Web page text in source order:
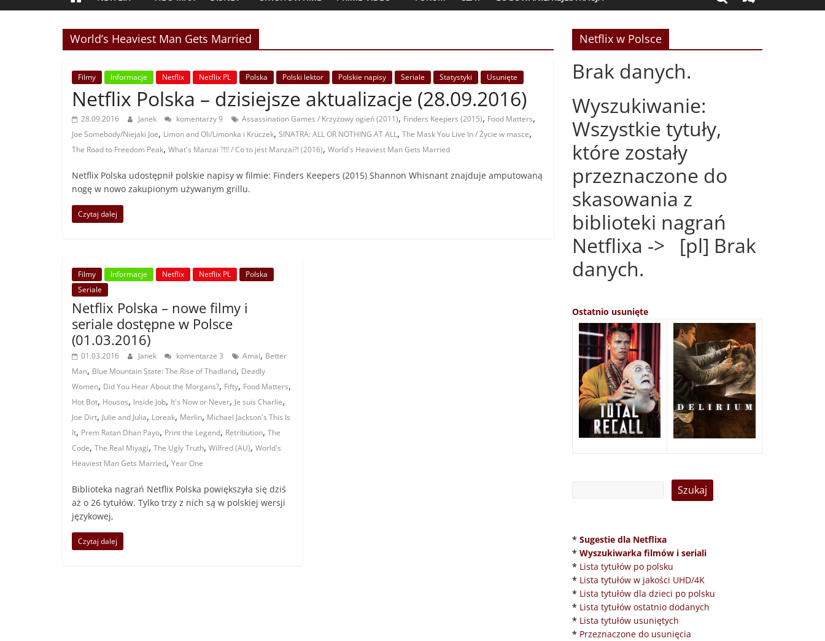
World’s Heaviest Man Gets Married
Filmy Informacje Netflix Netflix PL Polska Polski lektor Polskie napisy Seriale Statystyki Usunięte
Netflix Polska – dzisiejsze aktualizacje (28.09.2016)
28.09.2016 Janek komentarzy 9 Assassination Games / Krzyżowy ogień (2011), Finders Keepers (2015), Food Matters,
Joe Somebody/Niejaki Joe, Limon and Oli/Limonka i Kruczek, SINATRA: ALL OR NOTHING AT ALL, The Mask You Live In / Życie w masce,
The Road to Freedom Peak, What's Manzai ?!!! / Co to jest Manzai?! (2016), World's Heaviest Man Gets Married
Netflix Polska udostępnił polskie napisy w filmie: Finders Keepers (2015) Shannon Whisnant znajduje amputowaną
nogę w nowo zakupionym używanym grillu.
Czytaj dalej
Filmy Informacje Netflix Netflix PL
Polska
Seriale
Netflix Polska – nowe filmy i
seriale dostępne w Polsce
(01.03.2016)
01.03.2016 Janek komentarze 3 Amal, Better
Man, Blue Mountain State: The Rise of Thadland, Deadly
Women, Did You Hear About the Morgans?, Fifty, Food Matters,
Hot Bot, Housos, Inside Job, It's Now or Never, Je suis Charlie,
Joe Dirt, Julie and Julia, Loreak, Merlin, Michael Jackson's This Is
It, Prem Ratan Dhan Payo, Print the Legend, Retribution, The
Code, The Real Miyagi, The Ugly Truth, Wilfred (AU), World's
Heaviest Man Gets Married, Year One
Biblioteka nagrań Netflix Polska powiększyła się dziś
aż o 26 tytułów. Tylko trzy z nich są w polskiej wersji
językowej,
Czytaj dalej
Netflix w Polsce
Brak danych.
Wyszukiwanie:
Wszystkie tytuły,
które zostały
przeznaczone do
skasowania z
biblioteki nagrań
Netflixa -> [pl] Brak
danych.
Ostatnio usunięte
* Sugestie dla Netflixa
* Wyszukiwarka filmów i seriali
* Lista tytułów po polsku
* Lista tytułów w jakości UHD/4K
* Lista tytułów dla dzieci po polsku
* Lista tytułów ostatnio dodanych
* Lista tytułów usuniętych
* Przeznaczone do usunięcia